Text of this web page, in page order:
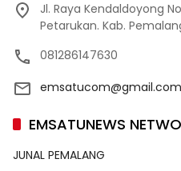
Jl. Raya Kendaldoyong
Petarukan. Kab.
081286147630
emsatucom@gmail.com
EMSATUNEWS
JUNAL PEMALANG